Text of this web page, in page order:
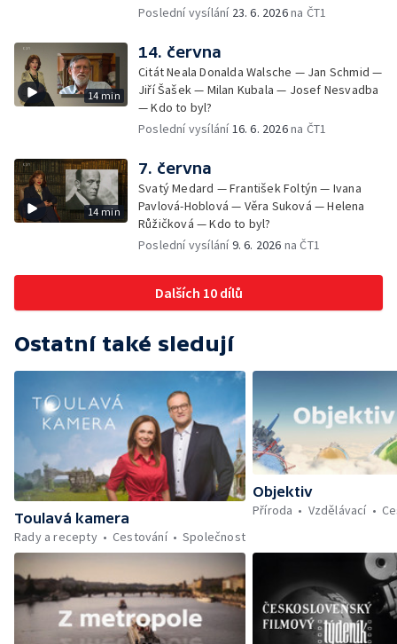
Poslední vysílání 23. 6. 2026na ČT1
14 min
14. června
Citát Neala Donalda Walsche — Jan Schmid —
Jiří Šašek — Milan Kubala — Josef Nesvadba
— Kdo to byl?
Poslední vysílání16. 6. 2026na ČT1
14 min
7. června
Svatý Medard — František Foltýn — Ivana
Pavlová-Hoblová — Věra Suková — Helena
Růžičková — Kdo to byl?
Poslední vysílání9. 6. 2026 na ČT1
Dalších 10 dílů
Ostatní také sledují
Toulavá kamera
Rady a recepty
Cestování Společnost
Objektiv
Příroda
Vzdělávací